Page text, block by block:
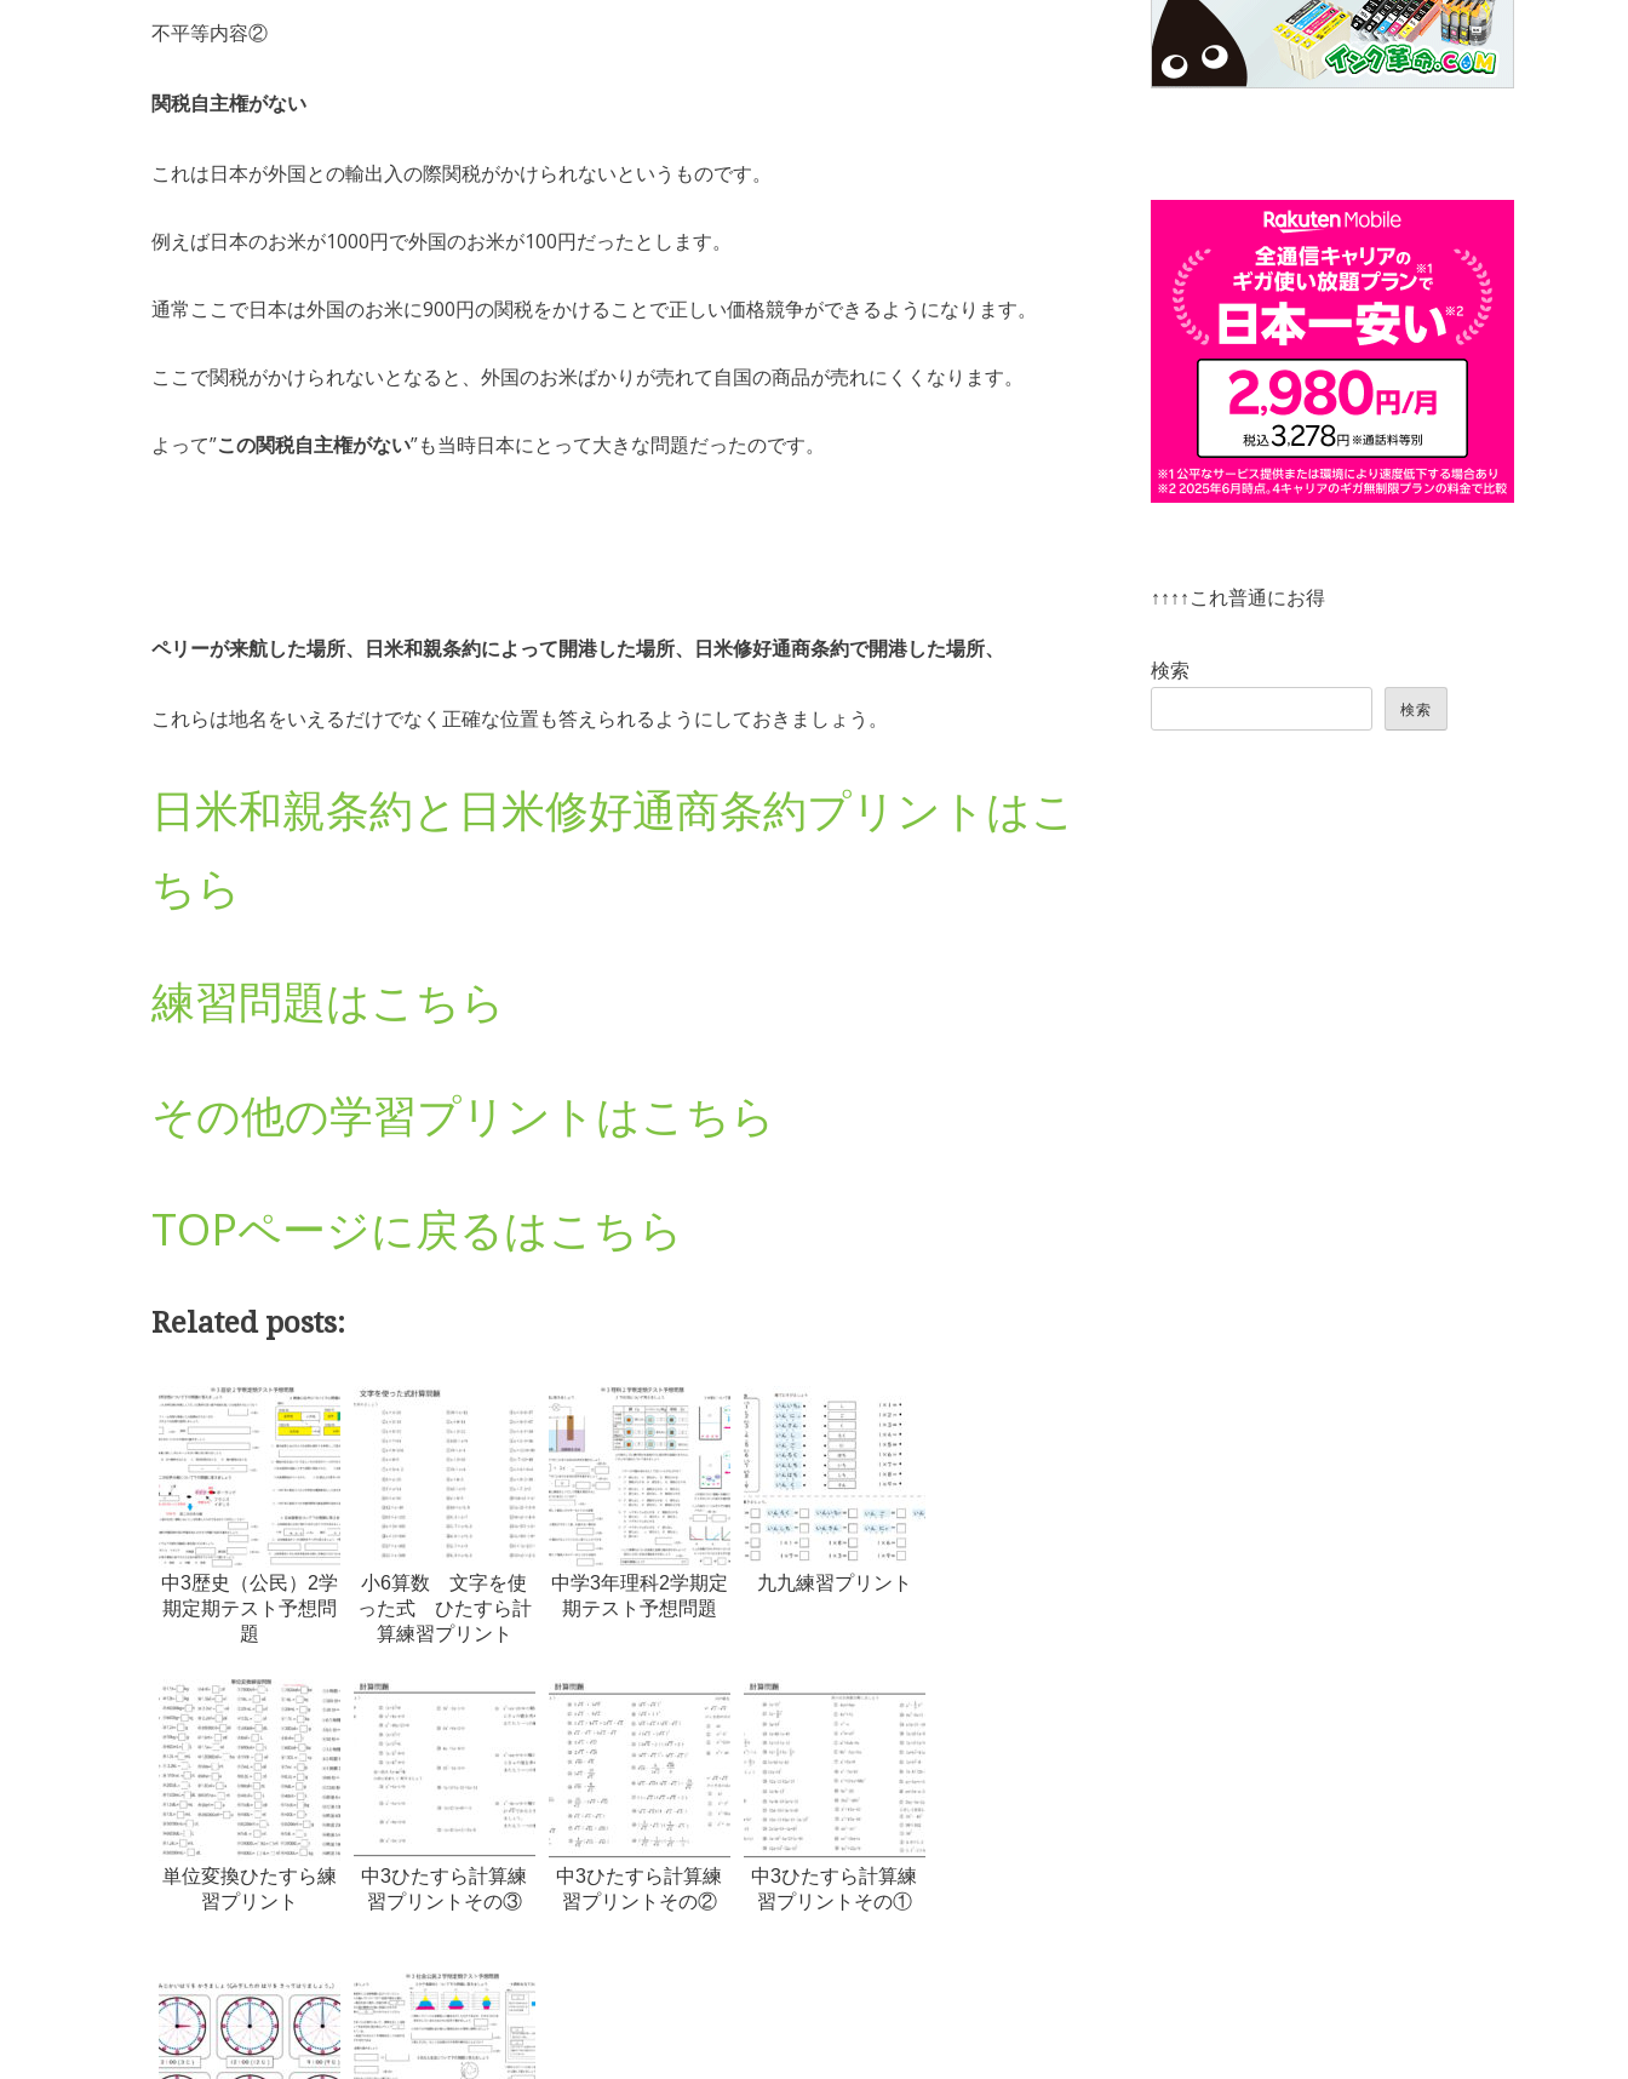
不平等内容②
関税自主権がない
これは日本が外国との輸出入の際関税がかけられないというものです。
例えば日本のお米が1000円で外国のお米が100円だったとします。
通常ここで日本は外国のお米に900円の関税をかけることで正しい価格競争ができるようになります。
ここで関税がかけられないとなると、外国のお米ばかりが売れて自国の商品が売れにくくなります。
よって”この関税自主権がない”も当時日本にとって大きな問題だったのです。
ペリーが来航した場所、日米和親条約によって開港した場所、日米修好通商条約で開港した場所、
これらは地名をいえるだけでなく正確な位置も答えられるようにしておきましょう。
日米和親条約と日米修好通商条約プリントはこ
ちら
練習問題はこちら
その他の学習プリントはこちら
TOPページに戻るはこちら
Related posts:
中3歴史（公民）2学
期定期テスト予想問
題
小6算数 文字を使
った式 ひたすら計
算練習プリント
中学3年理科2学期定
期テスト予想問題
九九練習プリント
単位変換ひたすら練
習プリント
中3ひたすら計算練
習プリントその③
中3ひたすら計算練
習プリントその②
中3ひたすら計算練
習プリントその①
↑↑↑↑これ普通にお得
検索
検索